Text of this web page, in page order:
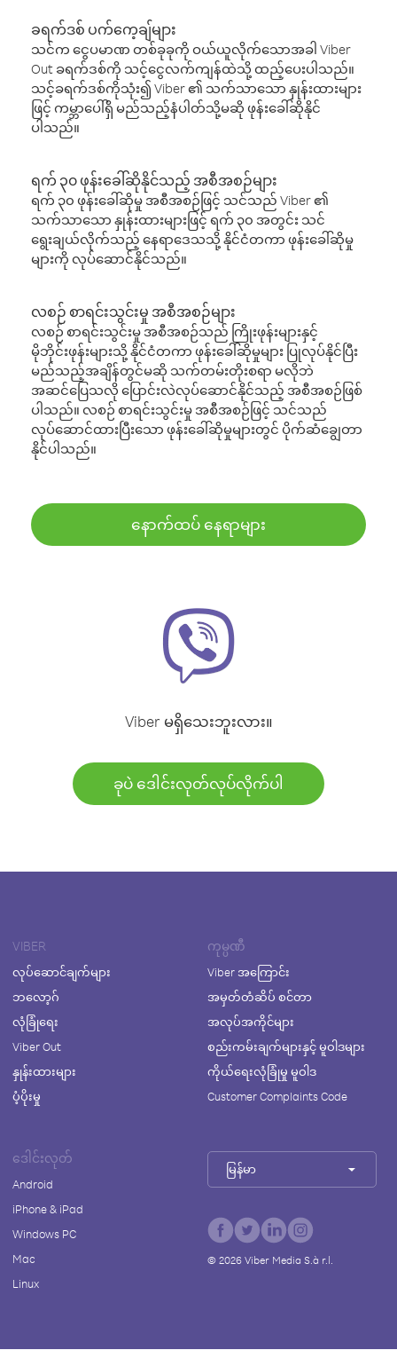
ခရက်ဒစ် ပက်ကေ့ချ်များ
သင်က ငွေပမာဏ တစ်ခုခုကို ဝယ်ယူလိုက်သောအခါ Viber
Out ခရက်ဒစ်ကို သင့်ငွေလက်ကျန်ထဲသို့ ထည့်ပေးပါသည်။
သင့်ခရက်ဒစ်ကိုသုံး၍ Viber ၏ သက်သာသော နှုန်းထားများ
ဖြင့် ကမ္ဘာပေါ်ရှိ မည်သည့်နံပါတ်သို့မဆို ဖုန်းခေါ်ဆိုနိုင်
ပါသည်။
ရက် ၃၀ ဖုန်းခေါ်ဆိုနိုင်သည့် အစီအစဉ်များ
ရက် ၃၀ ဖုန်းခေါ်ဆိုမှု အစီအစဉ်ဖြင့် သင်သည် Viber ၏
သက်သာသော နှုန်းထားများဖြင့် ရက် ၃၀ အတွင်း သင်
ရွေးချယ်လိုက်သည့် နေရာဒေသသို့ နိုင်ငံတကာ ဖုန်းခေါ်ဆိုမှု
များကို လုပ်ဆောင်နိုင်သည်။
လစဉ် စာရင်းသွင်းမှု အစီအစဉ်များ
လစဉ် စာရင်းသွင်းမှု အစီအစဉ်သည် ကြိုးဖုန်းများနှင့်
မိုဘိုင်းဖုန်းများသို့ နိုင်ငံတကာ ဖုန်းခေါ်ဆိုမှုများ ပြုလုပ်နိုင်ပြီး
မည်သည့်အချိန်တွင်မဆို သက်တမ်းတိုးစရာ မလိုဘဲ
အဆင်ပြေသလို ပြောင်းလဲလုပ်ဆောင်နိုင်သည့် အစီအစဉ်ဖြစ်
ပါသည်။ လစဉ် စာရင်းသွင်းမှု အစီအစဉ်ဖြင့် သင်သည်
လုပ်ဆောင်ထားပြီးသော ဖုန်းခေါ်ဆိုမှုများတွင် ပိုက်ဆံချွေတာ
နိုင်ပါသည်။
နောက်ထပ် နေရာများ
Viber မရှိသေးဘူးလား။
ခုပဲ ဒေါင်းလုတ်လုပ်လိုက်ပါ
VIBER
လုပ်ဆောင်ချက်များ
ဘလော့ဂ်
လုံခြုံရေး
Viber Out
နှုန်းထားများ
ပံ့ပိုးမှု
ကုမ္ပဏီ
Viber အကြောင်း
အမှတ်တံဆိပ် စင်တာ
အလုပ်အကိုင်များ
စည်းကမ်းချက်များနှင့် မူဝါဒများ
ကိုယ်ရေးလုံခြုံမှု မူဝါဒ
Customer Complaints Code
ဒေါင်းလုတ်
Android
iPhone & iPad
Windows PC
Mac
Linux
မြန်မာ
© 2026Viber Media S.à r.l.